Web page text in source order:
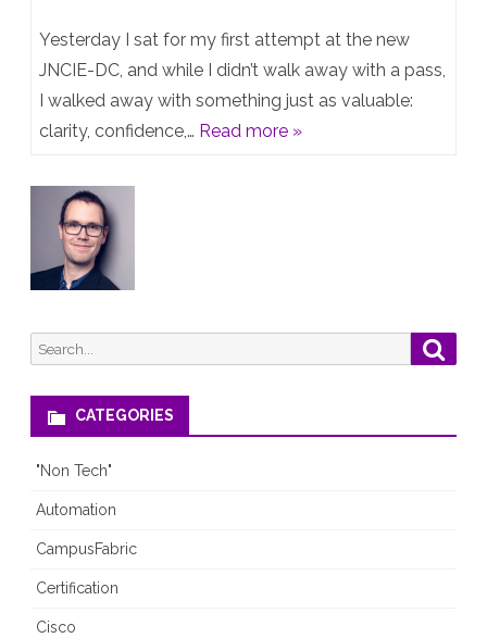
DC
–
feeling
Fail
Yesterday I sat for my first attempt at the new
JNCIE-DC, and while I didn’t walk away with a pass,
I walked away with something just as valuable:
clarity, confidence,… Read more »
Search
for:
CATEGORIES
"Non Tech"
Automation
CampusFabric
Certification
Cisco